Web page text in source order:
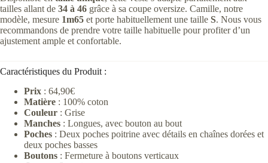
tailles allant de 34 à 46 grâce à sa coupe oversize. Camille, notre
modèle, mesure 1m65 et porte habituellement une taille S. Nous vous
recommandons de prendre votre taille habituelle pour profiter d’un
ajustement ample et confortable.
Caractéristiques du Produit :
Prix : 64,90€
Matière : 100% coton
Couleur : Grise
Manches : Longues, avec bouton au bout
Poches : Deux poches poitrine avec détails en chaînes dorées et
deux poches basses
Boutons : Fermeture à boutons verticaux